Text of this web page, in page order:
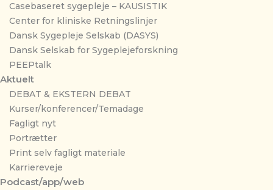
Casebaseret sygepleje – KAUSISTIK
Center for kliniske Retningslinjer
Dansk Sygepleje Selskab (DASYS)
Dansk Selskab for Sygeplejeforskning
PEEPtalk
Aktuelt
DEBAT & EKSTERN DEBAT
Kurser/konferencer/Temadage
Fagligt nyt
Portrætter
Print selv fagligt materiale
Karriereveje
Podcast/app/web